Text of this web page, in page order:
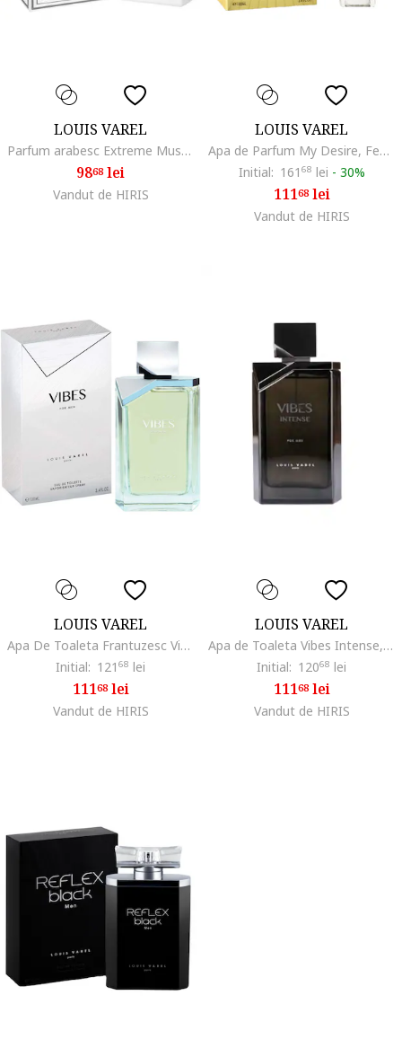
LOUIS VAREL
Parfum arabesc Extreme Musk,100ml
9868 lei
Vandut de HIRIS
LOUIS VAREL
Apa de Parfum My Desire, Femei, 100 ml
Initial: 161 68 lei - 30%
11168lei
Vandut de HIRIS
LOUIS VAREL
Apa De Toaleta Frantuzesc Vibes Men,100ml
Initial: 121 68 lei
11168lei
Vandut de HIRIS
LOUIS VAREL
Apa de Toaleta Vibes Intense, Barbati, 100 ml
Initial: 12068 lei
11168lei
Vandut de HIRIS